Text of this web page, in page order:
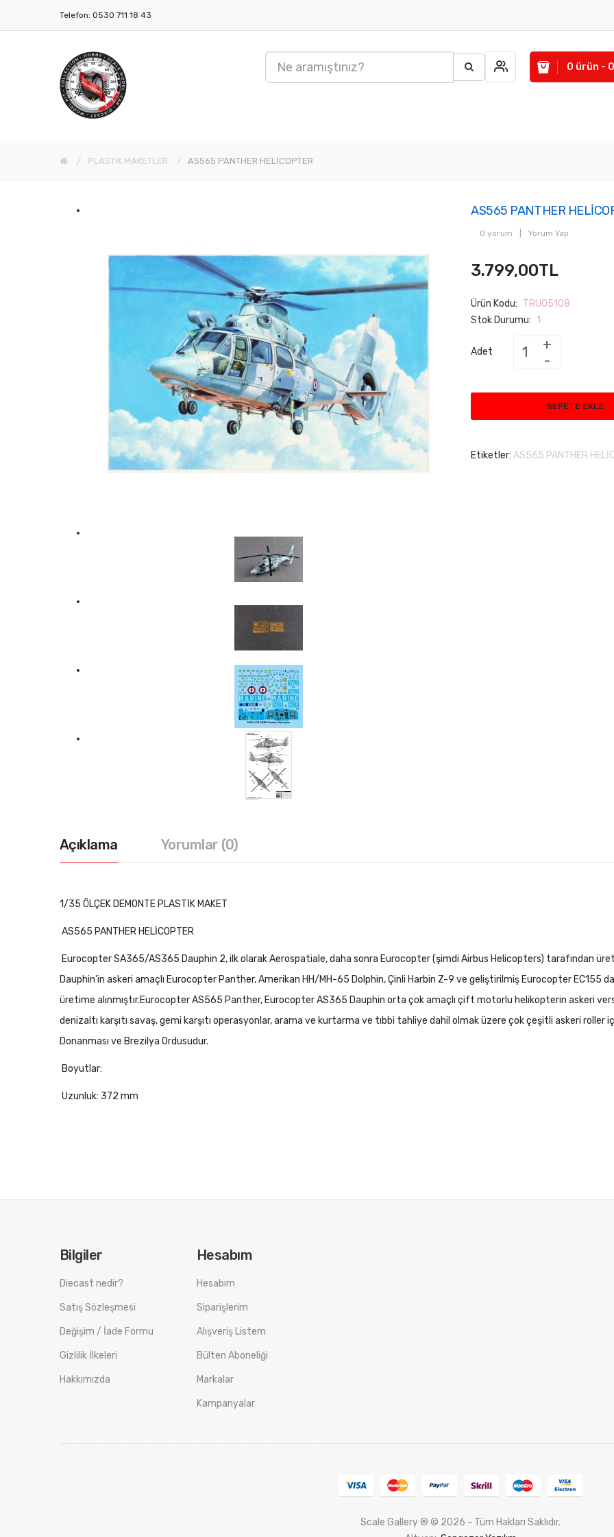
Telefon: 0530 711 18 43
0 ürün -
PLASTIK MAKETLER AS565 PANTHER HELİCOPTER
AS565 PANTHER
0 yorum Yorum Yap
3.799,00TL
Ürün Kodu: TRU05108
Stok Durumu: 1
Adet
SEPETE EKLE
Etiketler: AS565 PANTHER
Açıklama Yorumlar (0)
1/35 ÖLÇEK DEMONTE PLASTİK MAKET
AS565 PANTHER HELİCOPTER
Eurocopter SA365/AS365 Dauphin 2, ilk olarak Aerospatiale, daha sonra Eurocopter (şimdi Airbus Helicopters) tarafından
Dauphin'in askeri amaçlı Eurocopter Panther, Amerikan HH/MH-65 Dolphin, Çinli Harbin Z-9 ve geliştirilmiş Eurocopter EC155
üretime alınmıştır.Eurocopter AS565 Panther, Eurocopter AS365 Dauphin orta çok amaçlı çift motorlu helikopterin askeri
denizaltı karşıtı savaş, gemi karşıtı operasyonlar, arama ve kurtarma ve tıbbi tahliye dahil olmak üzere çok çeşitli askeri roller
Donanması ve Brezilya Ordusudur.
Boyutlar:
Uzunluk: 372 mm
Bilgiler
Diecast nedir?
Satış Sözleşmesi
Değişim / İade Formu
Gizlilik İlkeleri
Hakkımızda
Hesabım
Hesabım
Siparişlerim
Alışveriş Listem
Bülten Aboneliği
Markalar
Kampanyalar
Scale Gallery ® © 2026 - Tüm Hakları Saklıdır.